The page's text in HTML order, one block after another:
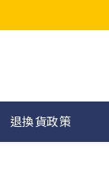
退換貨政策